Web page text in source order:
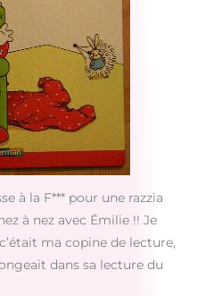
à la F*** pour une razzia
à nez avec Émilie !! Je
ma copine de lecture,
dans sa lecture du